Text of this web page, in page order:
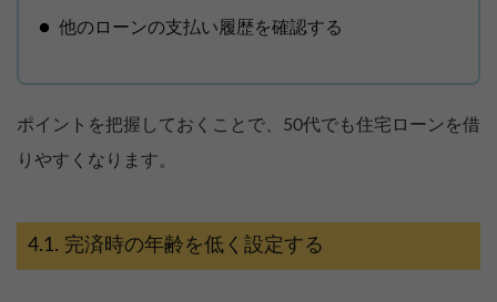
他のローンの支払い履歴を確認する
ポイントを把握しておくことで、50代でも住宅ローンを借
りやすくなります。
完済時の年齢を低く設定する